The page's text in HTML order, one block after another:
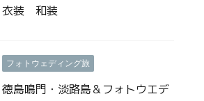
衣装 和装
フォトウェディング旅
徳島鳴門・淡路島＆フォトウエデ